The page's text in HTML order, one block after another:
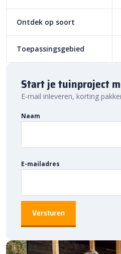
om ook een waterpas te
een duurzaam, maar ook een
snelle levering
Nederland. Dankzij onze ruime
Bestratingsmarkt.com.
Ontdek op soort
Toepassingsgebied
Start je tuinproject
E-mail inleveren, korting
Naam
E-mailadres